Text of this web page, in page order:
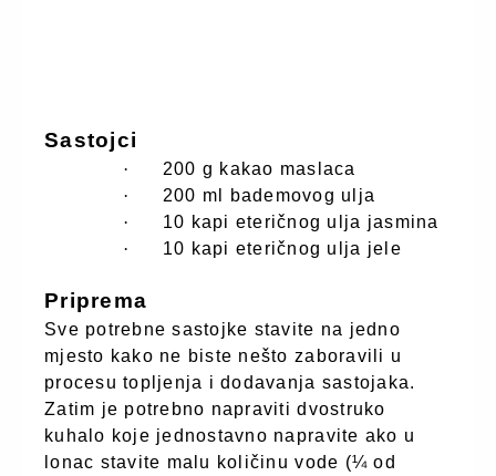
Sastojci
·
200 g kakao maslaca
·
200 ml bademovog ulja
·
10 kapi eteričnog ulja jasmina
·
10 kapi eteričnog ulja jele
Priprema
Sve potrebne sastojke stavite na jedno
mjesto kako ne biste nešto zaboravili u
procesu topljenja i dodavanja sastojaka.
Zatim je potrebno napraviti dvostruko
kuhalo koje jednostavno napravite ako u
lonac stavite malu količinu vode (¼ od